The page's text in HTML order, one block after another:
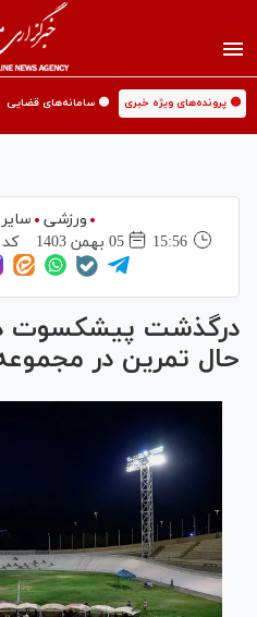
🟡 پرونده‌های ویژه خبری 🟡 سامانه‌های قضایی
ورزشی
15:56
05 بهمن 1403
درگذشت پیشکسوت
حال تمرین در